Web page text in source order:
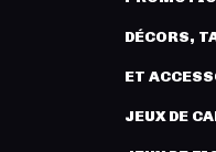
DÉCORS,
ET
JEUX DE